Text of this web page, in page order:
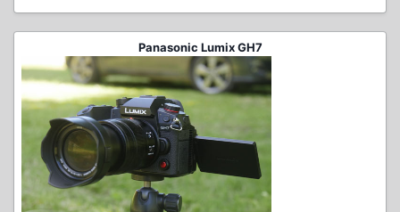
Panasonic Lumix GH7